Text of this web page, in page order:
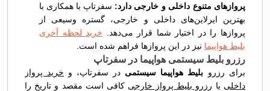
پروازهای متنوع داخلی و خارجی دارد: سفرتاپ با همکاری با
بهترین ایرلاین‌های داخلی و خارجی، گستره وسیعی از
پروازها را در اختیار شما قرار می‌دهد. خرید لحظه آخری
بلیط هواپیما نیز در این پروازها فراهم شده است.
رزرو بلیط سیستمی هواپیما در سفرتاپ
برای رزرو بلیط هواپیما سیستمی در سفرتاپ، و خرید پرواز
داخلی یا رزرو بلیط پرواز خارجی کافی است مقصد و تاریخ را